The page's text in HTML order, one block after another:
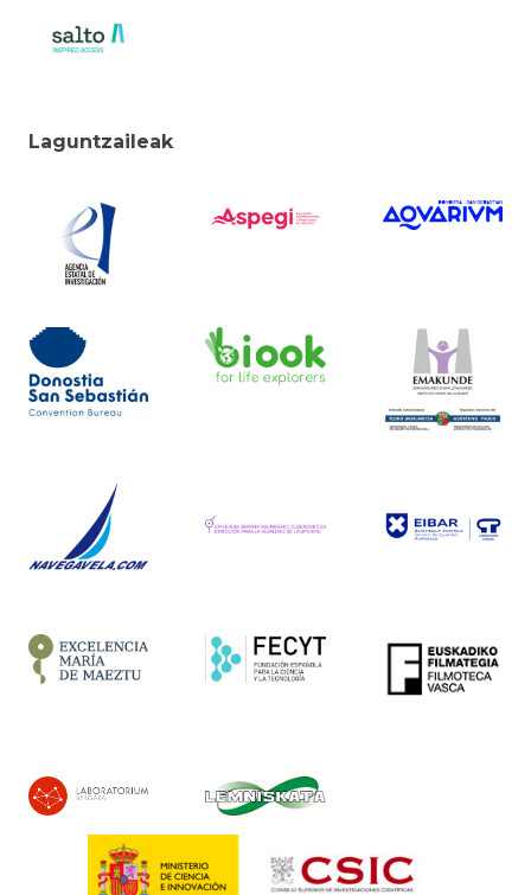
Laguntzaileak